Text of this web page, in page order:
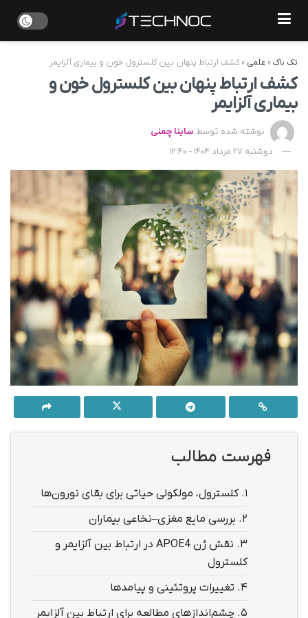
تک ناک» علمی »کشف ارتباط پنهان بین کلسترول خون و بیماری آلزایمر
کشف ارتباط پنهان بین کلسترول خون و
بیماری آلزایمر
نوشته شده توسط ساینا چمنی
دوشنبه 27 مرداد 1404 - 12:40
فهرست مطالب
1. کلسترول، مولکولی حیاتی برای بقای نورون‌ها
2. بررسی مایع مغزی–نخاعی بیماران
3.
نقش ژن APOE4 در ارتباط بین آلزایمر و
کلسترول
4. تغییرات پروتئینی و پیامدها
5. چشم‌اندازهای مطالعه برای ارتباط بین آلزایمر